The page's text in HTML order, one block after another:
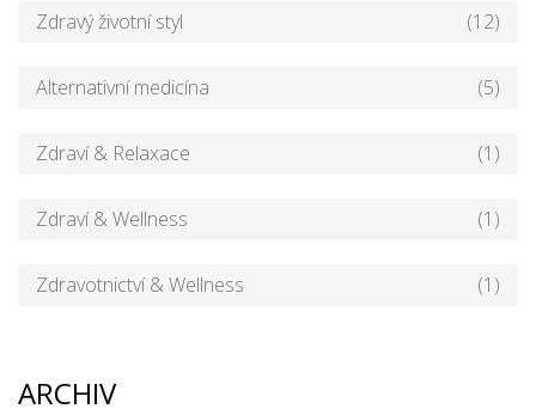
Zdravý životní styl (12)
Alternativní medicína (5)
Zdraví & Relaxace (1)
Zdraví & Wellness (1)
Zdravotnictví & Wellness (1)
ARCHIV